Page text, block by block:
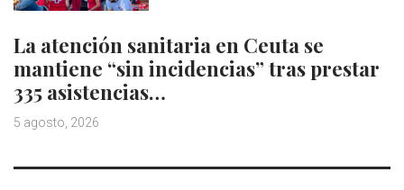
La atención sanitaria en Ceuta se
mantiene “sin incidencias” tras prestar
335 asistencias…
5 agosto, 2026